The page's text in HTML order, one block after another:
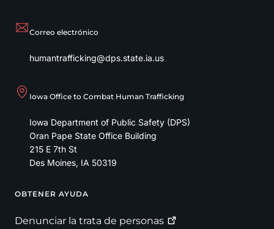
Correo electrónico
humantrafficking@dps.state.ia.us
Iowa Office to Combat Human Trafficking
Iowa Department of Public Safety (DPS)
Oran Pape State Office Building
215 E 7th St
Des Moines, IA 50319
Footer
OBTENER AYUDA
Denunciar la trata de personas